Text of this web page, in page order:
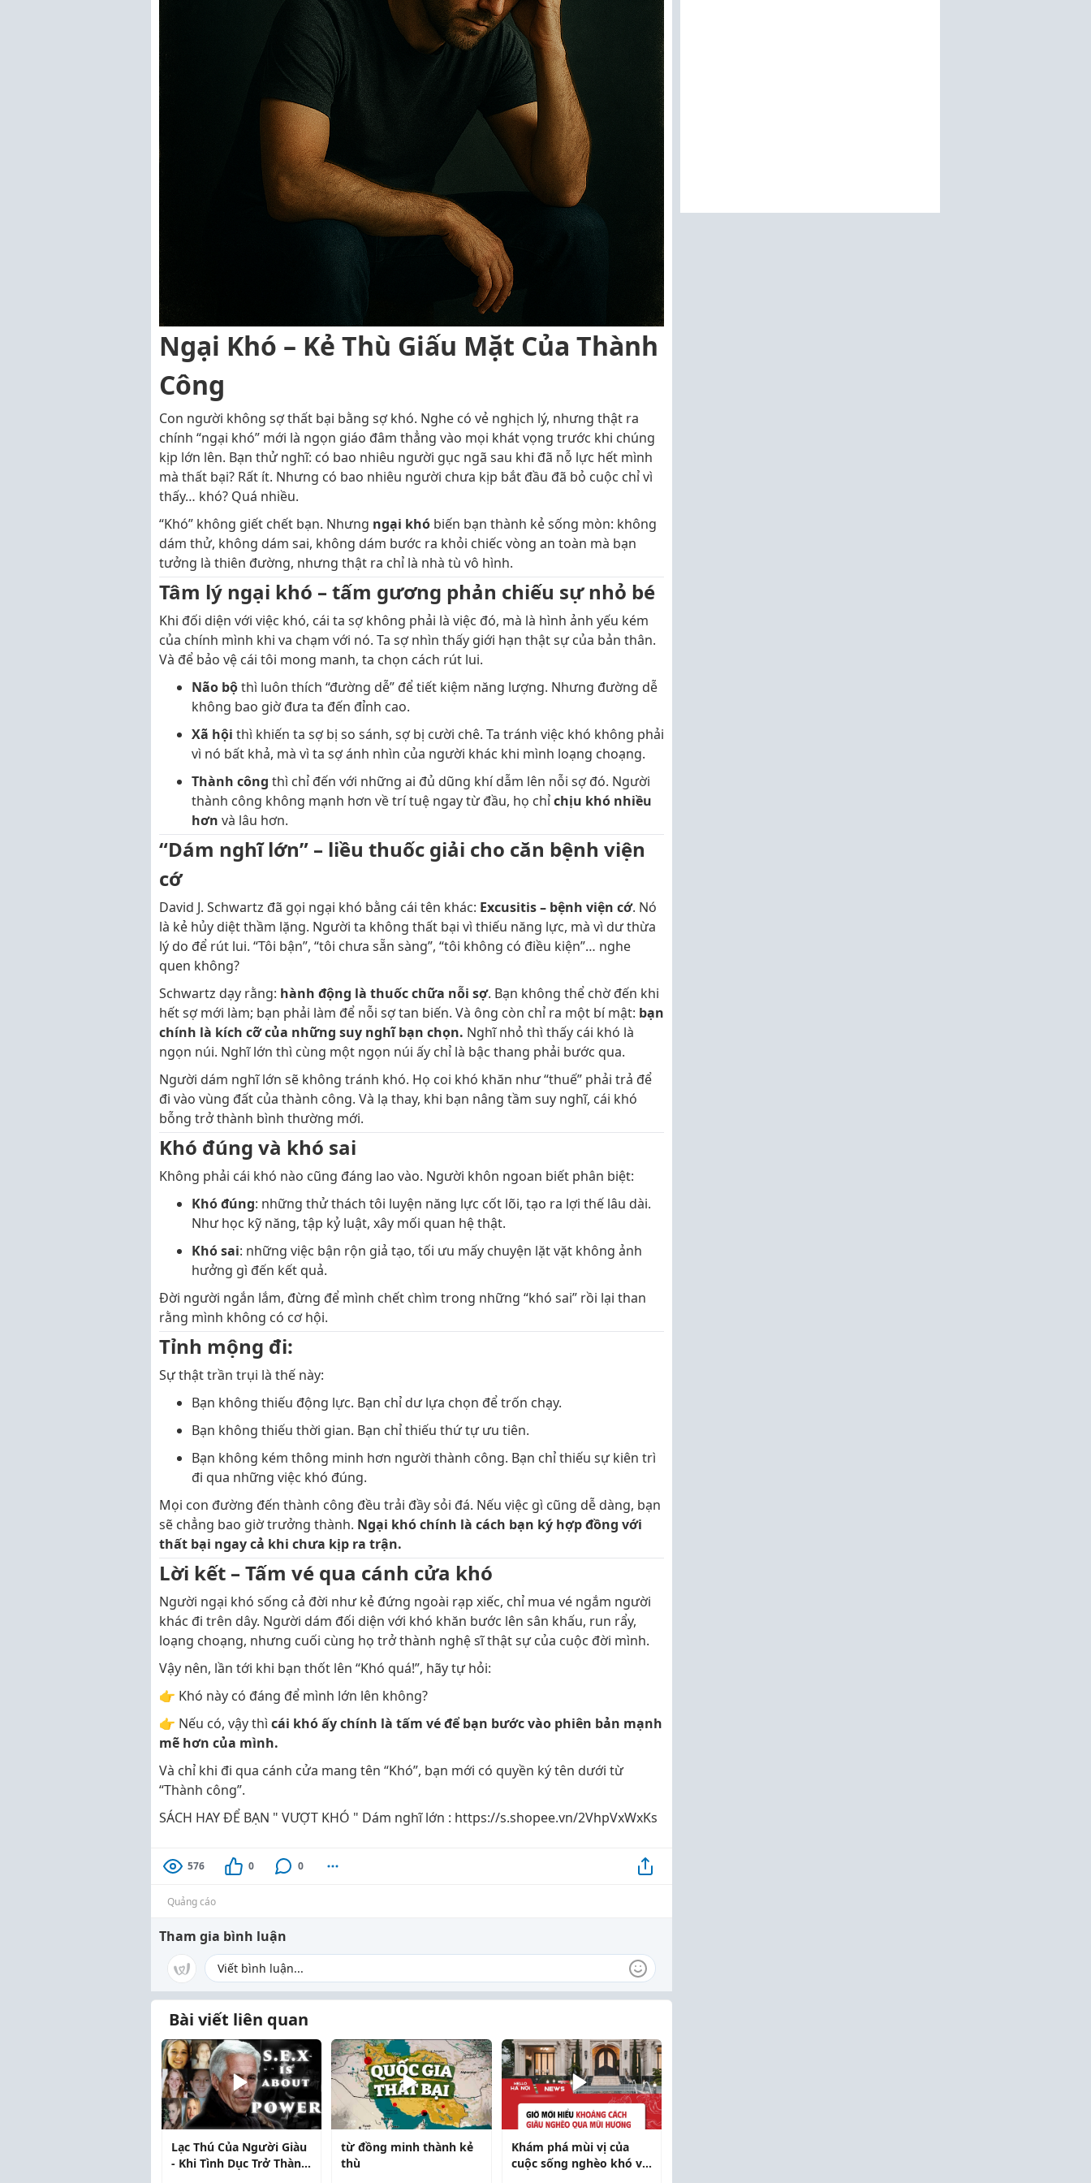
Ngại Khó – Kẻ Thù Giấu Mặt Của Thành
Công
Con người không sợ thất bại bằng sợ khó. Nghe có vẻ nghịch lý, nhưng thật ra
chính “ngại khó” mới là ngọn giáo đâm thẳng vào mọi khát vọng trước khi chúng
kịp lớn lên. Bạn thử nghĩ: có bao nhiêu người gục ngã sau khi đã nỗ lực hết mình
mà thất bại? Rất ít. Nhưng có bao nhiêu người chưa kịp bắt đầu đã bỏ cuộc chỉ vì
thấy… khó? Quá nhiều.
“Khó” không giết chết bạn. Nhưng ngại khó biến bạn thành kẻ sống mòn: không
dám thử, không dám sai, không dám bước ra khỏi chiếc vòng an toàn mà bạn
tưởng là thiên đường, nhưng thật ra chỉ là nhà tù vô hình.
Tâm lý ngại khó – tấm gương phản chiếu sự nhỏ bé
Khi đối diện với việc khó, cái ta sợ không phải là việc đó, mà là hình ảnh yếu kém
của chính mình khi va chạm với nó. Ta sợ nhìn thấy giới hạn thật sự của bản thân.
Và để bảo vệ cái tôi mong manh, ta chọn cách rút lui.
Não bộthì luôn thích “đường dễ” để tiết kiệm năng lượng. Nhưng đường dễ
không bao giờ đưa ta đến đỉnh cao.
Xã hội thì khiến ta sợ bị so sánh, sợ bị cười chê. Ta tránh việc khó không phải
vì nó bất khả, mà vì ta sợ ánh nhìn của người khác khi mình loạng choạng.
Thành công thì chỉ đến với những ai đủ dũng khí dẫm lên nỗi sợ đó. Người
thành công không mạnh hơn về trí tuệ ngay từ đầu, họ chỉchịu khó nhiều
hơn và lâu hơn.
“Dám nghĩ lớn” – liều thuốc giải cho căn bệnh viện
cớ
David J. Schwartz đã gọi ngại khó bằng cái tên khác: Excusitis – bệnh viện cớ. Nó
là kẻ hủy diệt thầm lặng. Người ta không thất bại vì thiếu năng lực, mà vì dư thừa
lý do để rút lui. “Tôi bận”, “tôi chưa sẵn sàng”, “tôi không có điều kiện”… nghe
quen không?
Schwartz dạy rằng: hành động là thuốc chữa nỗi sợ. Bạn không thể chờ đến khi
hết sợ mới làm; bạn phải làm để nỗi sợ tan biến. Và ông còn chỉ ra một bí mật: bạn
chính là kích cỡ của những suy nghĩ bạn chọn. Nghĩ nhỏ thì thấy cái khó là
ngọn núi. Nghĩ lớn thì cùng một ngọn núi ấy chỉ là bậc thang phải bước qua.
Người dám nghĩ lớn sẽ không tránh khó. Họ coi khó khăn như “thuế” phải trả để
đi vào vùng đất của thành công. Và lạ thay, khi bạn nâng tầm suy nghĩ, cái khó
bỗng trở thành bình thường mới.
Khó đúng và khó sai
Không phải cái khó nào cũng đáng lao vào. Người khôn ngoan biết phân biệt:
Khó đúng: những thử thách tôi luyện năng lực cốt lõi, tạo ra lợi thế lâu dài.
Như học kỹ năng, tập kỷ luật, xây mối quan hệ thật.
Khó sai: những việc bận rộn giả tạo, tối ưu mấy chuyện lặt vặt không ảnh
hưởng gì đến kết quả.
Đời người ngắn lắm, đừng để mình chết chìm trong những “khó sai” rồi lại than
rằng mình không có cơ hội.
Tỉnh mộng đi:
Sự thật trần trụi là thế này:
Bạn không thiếu động lực. Bạn chỉ dư lựa chọn để trốn chạy.
Bạn không thiếu thời gian. Bạn chỉ thiếu thứ tự ưu tiên.
Bạn không kém thông minh hơn người thành công. Bạn chỉ thiếu sự kiên trì
đi qua những việc khó đúng.
Mọi con đường đến thành công đều trải đầy sỏi đá. Nếu việc gì cũng dễ dàng, bạn
sẽ chẳng bao giờ trưởng thành. Ngại khó chính là cách bạn ký hợp đồng với
thất bại ngay cả khi chưa kịp ra trận.
Lời kết – Tấm vé qua cánh cửa khó
Người ngại khó sống cả đời như kẻ đứng ngoài rạp xiếc, chỉ mua vé ngắm người
khác đi trên dây. Người dám đối diện với khó khăn bước lên sân khấu, run rẩy,
loạng choạng, nhưng cuối cùng họ trở thành nghệ sĩ thật sự của cuộc đời mình.
Vậy nên, lần tới khi bạn thốt lên “Khó quá!”, hãy tự hỏi:
👉 Khó này có đáng để mình lớn lên không?
👉 Nếu có, vậy thì cái khó ấy chính là tấm vé để bạn bước vào phiên bản mạnh
mẽ hơn của mình.
Và chỉ khi đi qua cánh cửa mang tên “Khó”, bạn mới có quyền ký tên dưới từ
“Thành công”.
SÁCH HAY ĐỂ BẠN " VƯỢT KHÓ " Dám nghĩ lớn : https://s.shopee.vn/2VhpVxWxKs
576 0 0
Quảng cáo
Tham gia bình luận
Bài viết liên quan
Lạc Thú Của Người Giàu
- Khi Tình Dục Trở Thành
từ đồng minh thành kẻ
thù
Khám phá mùi vị của
cuộc sống nghèo khó và